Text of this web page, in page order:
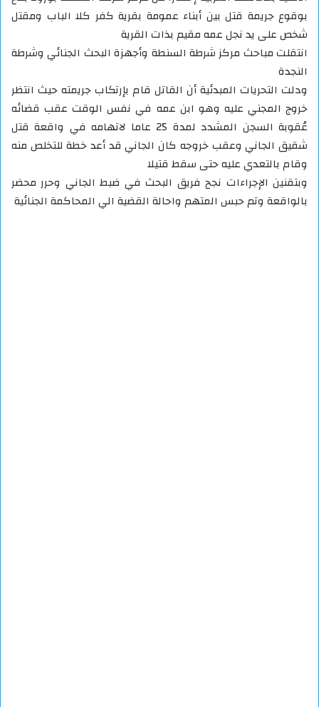
بوقوع جريمة قتل بين أبناء عمومة بقرية كفر كلا الباب ومقتل
شخص على يد نجل عمه مقيم بذات القرية
انتقلت مباحث مركز شرطة السنطة وأجهزة البحث الجنائي وشرطة
النجدة
ودلت التحريات المبدئية أن القاتل قام بإرتكاب جريمته حيث انتظر
خروج المجني عليه وهو ابن عمه في نفس الوقت عقب قضائه
عُقوبة السجن المشدد لمدة 25 عاما لاتهامه في واقعة قتل
شقيق الجاني وعقب خروجه كان الجاني قد أعد خطة للتخلص منه
وقام بالتعدي عليه حتى سقط قتيلا
وبتقنين الإجراءات نجح فريق البحث في ضبط الجاني وحرر محضر
بالواقعة وتم حبس المتهم واحالة القضية الي المحاكمة الجنائية